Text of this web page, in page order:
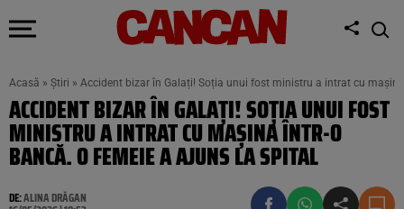
Acasă » Știri » Accident bizar în Galați! Soția unui fost ministru a intrat cu
ACCIDENT BIZAR ÎN GALAȚI! SOȚIA UNUI FOST
MINISTRU A INTRAT CU MAȘINA ÎNTR-O
BANCĂ. O FEMEIE A AJUNS LA SPITAL
DE:ALINA DRĂGAN